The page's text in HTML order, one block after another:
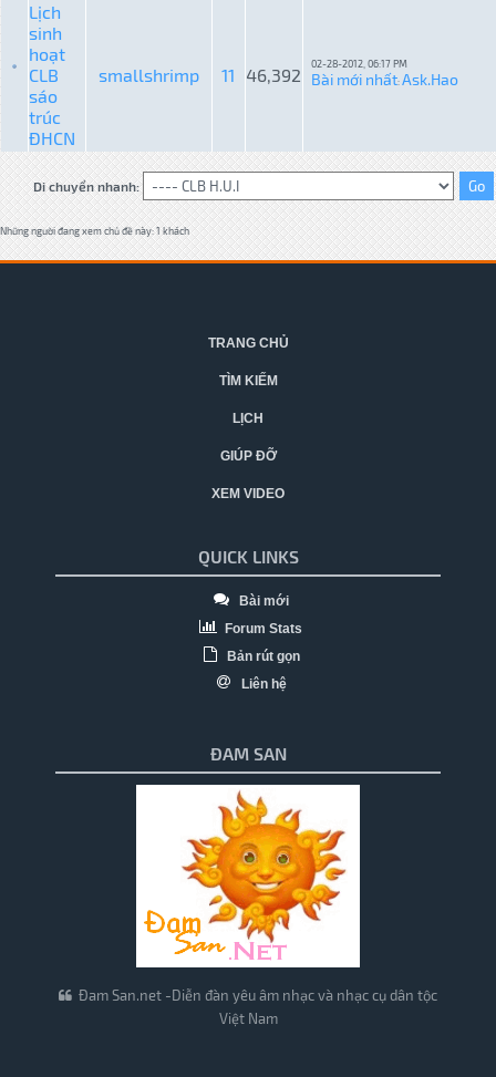
Lịch
sinh
hoạt
CLB
sáo
trúc
ĐHCN
smallshrimp 11 46,392
02-28-2012, 06:17 PM
Bài mới nhất:Ask.Hao
Di chuyển nhanh:
Những người đang xem chủ đề này: 1 khách
TRANG CHỦ
TÌM KIẾM
LỊCH
GIÚP ĐỠ
XEM VIDEO
QUICK LINKS
Bài mới
Forum Stats
Bản rút gọn
Liên hệ
ĐAM SAN
Đam San.net -Diễn đàn yêu âm nhạc và nhạc cụ dân tộc
Việt Nam